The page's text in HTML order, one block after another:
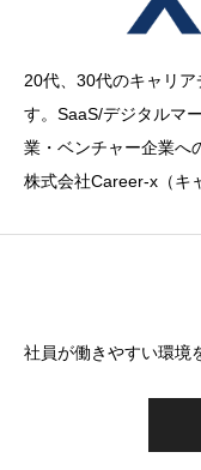
20代、30代のキャリ
す。SaaS/デジタルマ
業・ベンチャー企業へ
株式会社Career-x（キ
社員が働きやすい環境